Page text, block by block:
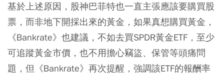
基於上述原因，股神巴菲特也一直主張應該要購買股
票，而非地下開採出來的黃金，如果真想購買黃金，
《Bankrate》也建議，不如去買SPDR黃金ETF，至少
可追蹤黃金市價，也不用擔心竊盜、保管等頭痛問
題，但《Bankrate》再次提醒，強調該ETF的報酬率